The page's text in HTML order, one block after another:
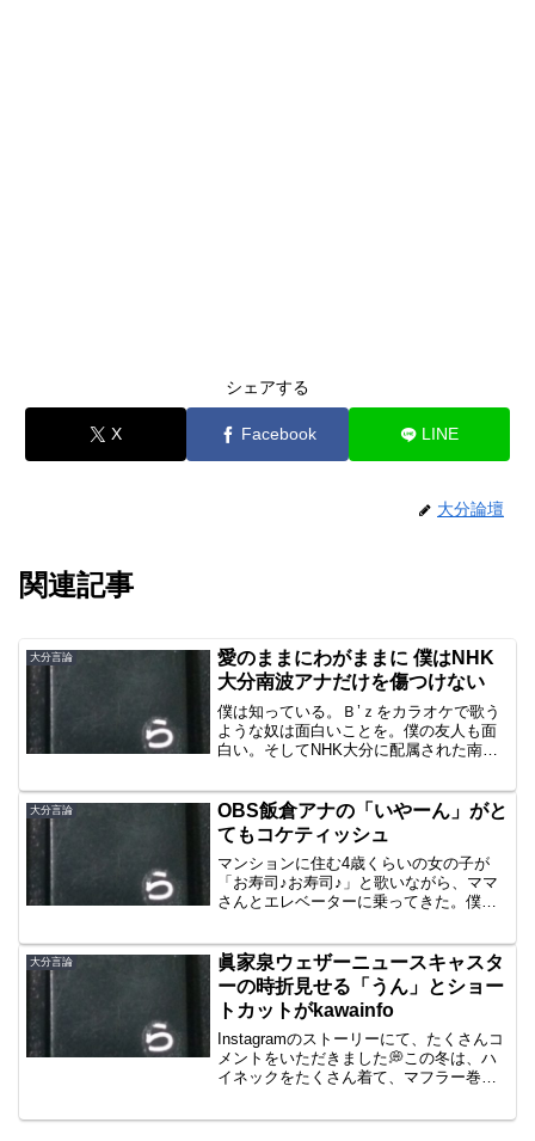
シェアする
X Facebook LINE
大分論壇
関連記事
大分言論
愛のままにわがままに 僕はNHK
大分南波アナだけを傷つけない
僕は知っている。Ｂ’ｚをカラオケで歌う
ような奴は面白いことを。僕の友人も面
白い。そしてNHK大分に配属された南波
LOVE PHANTOMというＢ’ｚファンに支
持されている前奏が長い曲がある。僕の
友人である...
大分言論
OBS飯倉アナの「いやーん」がと
てもコケティッシュ
マンションに住む4歳くらいの女の子が
「お寿司♪お寿司♪」と歌いながら、ママ
さんとエレベーターに乗ってきた。僕は
かけられる。「いまからくるくるのお寿
司行くの」と女の子は話す。ママさんは
「黙って、もう」と諭す...
大分言論
眞家泉ウェザーニュースキャスタ
ーの時折見せる「うん」とショー
トカットがkawainfo
Instagramのストーリーにて、たくさんコ
メントをいただきました💭この冬は、ハ
イネックをたくさん着て、マフラー巻き
ゆかりんに習います✂️*.